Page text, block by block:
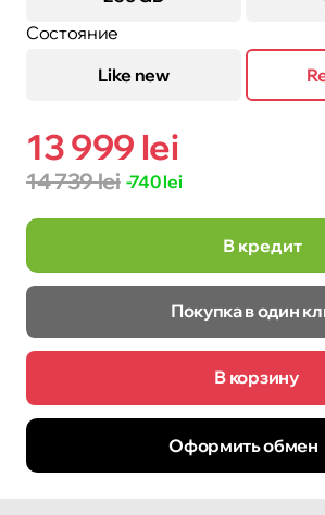
Состояние
Like new
13 999 lei
14 739 lei -740 lei
В кредит
Покупка в один
В корзину
Оформить обмен